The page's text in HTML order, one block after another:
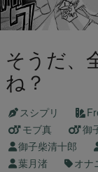
そうだ、
ね？
スシプリ
モブ真
御
御子柴清十郎
葉月渚
オナ